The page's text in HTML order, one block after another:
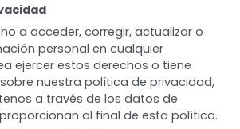
a acceder, corregir, actualizar o
personal en cualquier
ejercer estos derechos o tiene
nuestra política de privacidad,
a través de los datos de
al final de esta política.